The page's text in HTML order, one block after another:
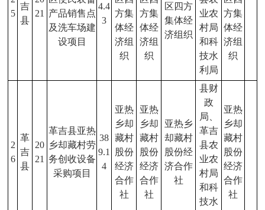
5
吉
县
21
产品销售点
及洗车场建
设项目
4.4
3
方集
体经
济组
织
方集
体经
济组
织
区四方
集体经
济组织
业农
村局
和科
技水
利局
方集
体经
济组
织
2
6
革
吉
县
20
21
革吉县亚热
乡却藏村劳
务创收设备
采购项目
38
9.1
4
亚热
乡却
藏村
股份
经济
合作
社
亚热
乡却
藏村
股份
经济
合作
社
亚热乡
却藏村
股份经
济合作
社
县财
政
局、
革吉
县农
业农
村局
和科
技水
亚热
乡却
藏村
股份
经济
合作
社